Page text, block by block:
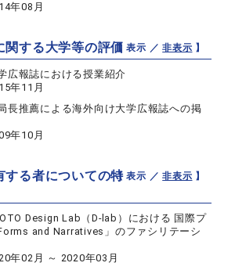
年08月
関する大学等の評価【 表示 ／非表示 】
広報誌における授業紹介
年11月
長推薦による海外向け大学広報誌への掲
年10月
する者についての特【 表示 ／非表示 】
Design Lab（D-lab）における 国際プ
and Narratives」のファシリテーシ
年02月 ～ 2020年03月